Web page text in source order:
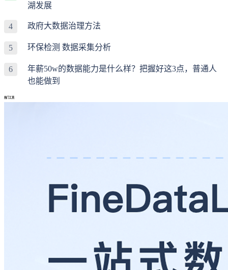
湖发展
4 政府大数据治理方法
5 环保检测 数据采集分析
6
年薪50w的数据能力是什么样？把握好这3点，普通人
也能做到
热门工具